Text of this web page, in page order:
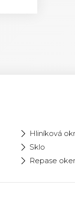
Hliníková
Sklo
Repase